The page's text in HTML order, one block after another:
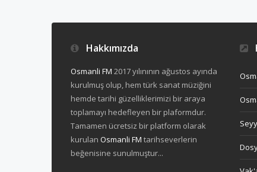
Hakkımızda
Osmanli FM 2017 yılınının ağustos ayında
kurulmuş olup, hem türk sanat müziğini
hemde tarihi güzelliklerimizi bir araya
toplamayı hedefleyen bir plaformdur.
Tamamen ücretsiz bir platform olarak
kurulan Osmanli FM tarihseverlerin
beğenisine sunulmuştur...